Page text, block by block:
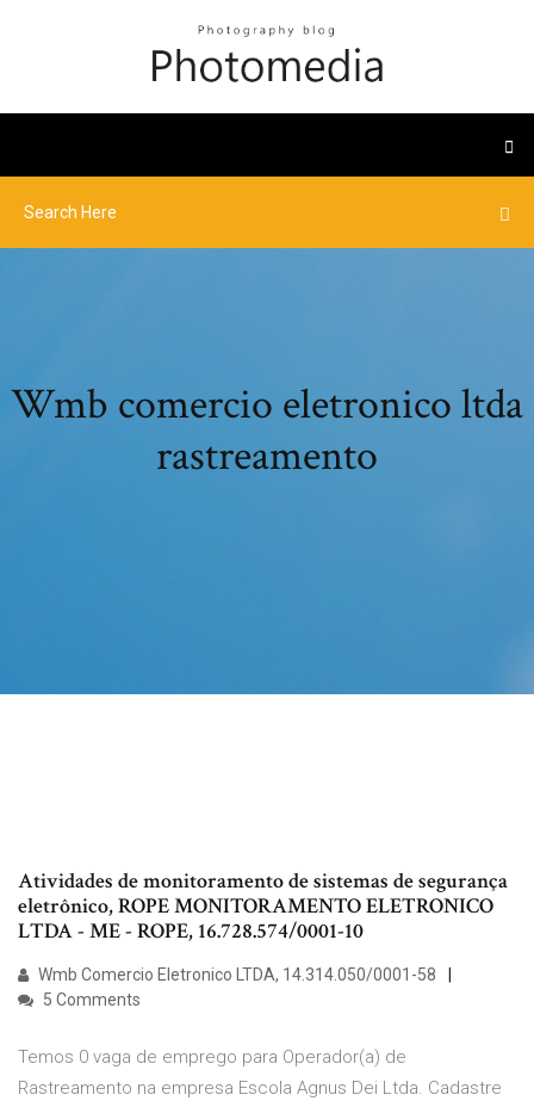
Wmb comercio eletronico ltda
rastreamento
Atividades de monitoramento de sistemas de segurança
eletrônico, ROPE MONITORAMENTO ELETRONICO
LTDA - ME - ROPE, 16.728.574/0001-10
Wmb Comercio Eletronico LTDA, 14.314.050/0001-58
5 Comments
Temos 0 vaga de emprego para Operador(a) de
Rastreamento na empresa Escola Agnus Dei Ltda. Cadastre